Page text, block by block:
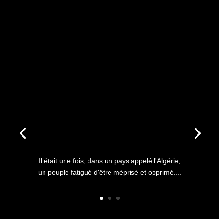
Il était une fois, dans un pays appelé l'Algérie,
un peuple fatigué d'être méprisé et opprimé,...